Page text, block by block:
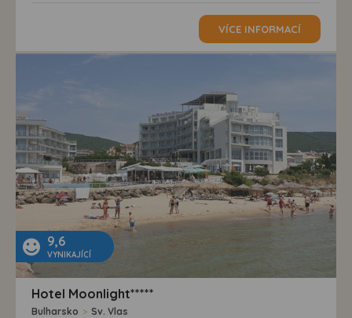
VÍCE INFORMACÍ
9,6
VYNIKAJÍCÍ
Hotel Moonlight*****
Bulharsko > Sv. Vlas